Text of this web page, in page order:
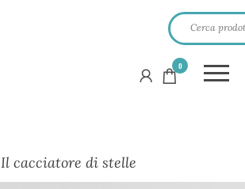
0
Il cacciatore di stelle